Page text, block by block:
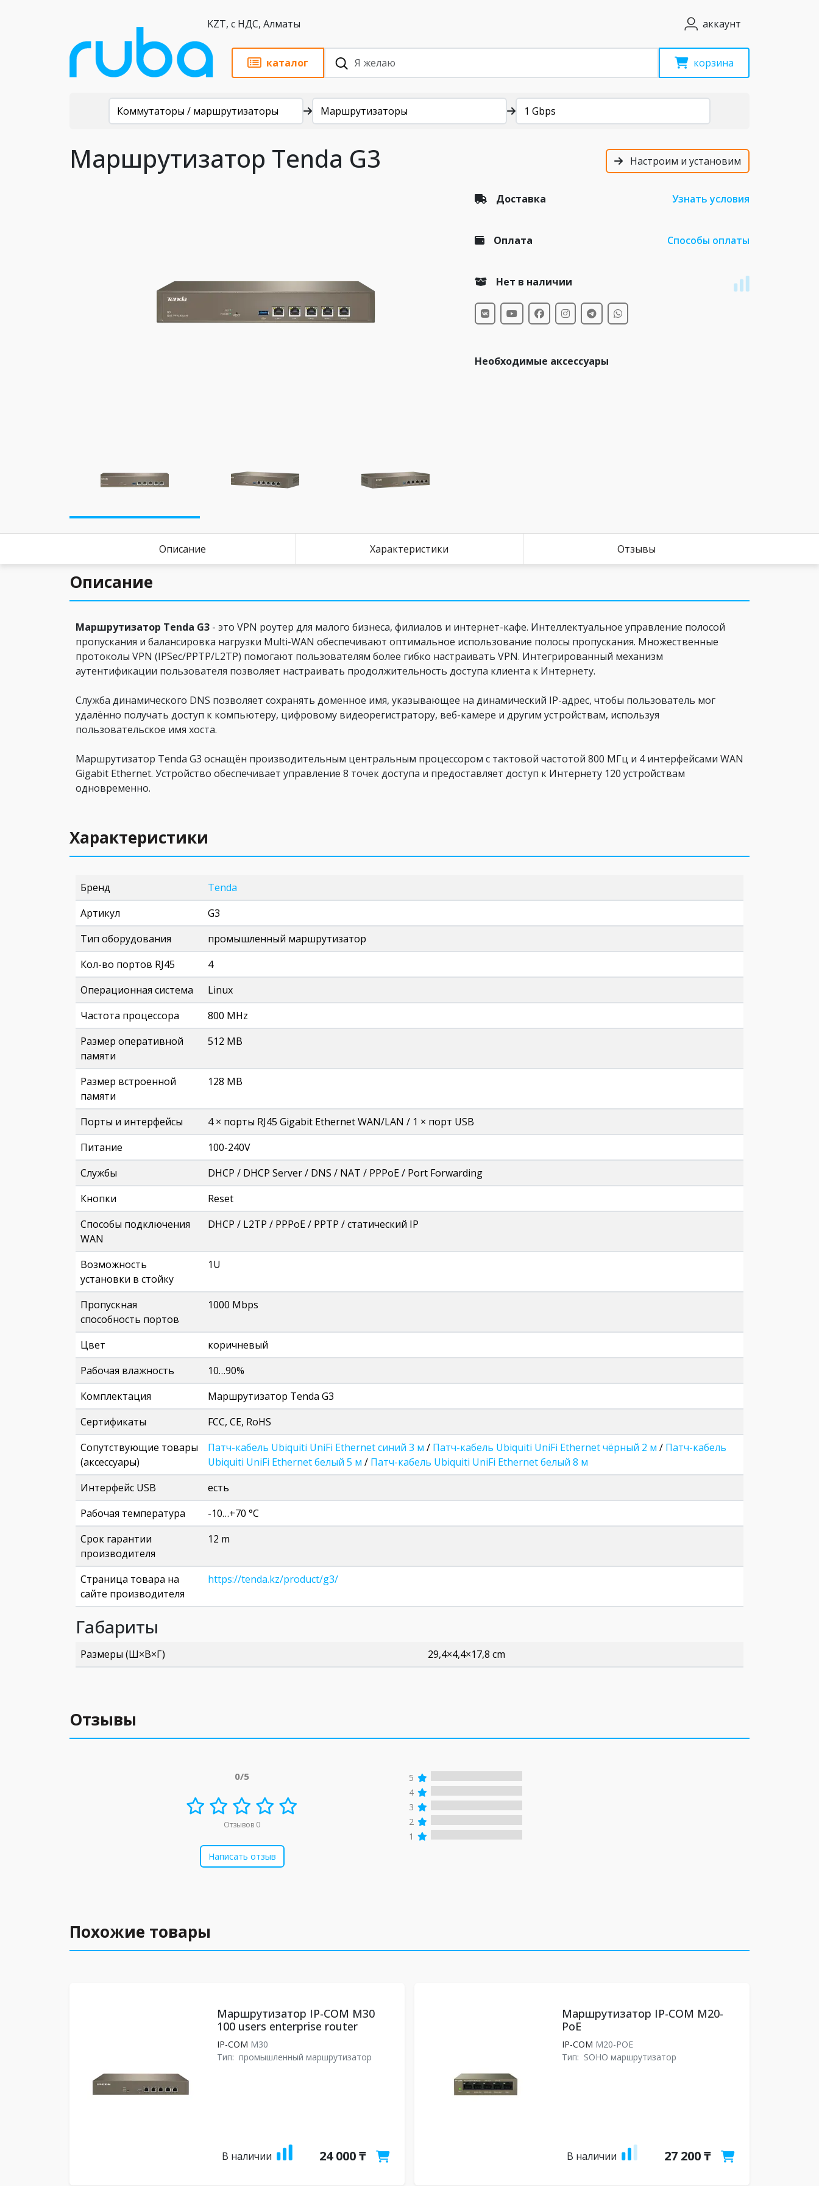
KZT, с НДС, Алматы аккаунт
каталог корзина
Каталог
Коммутаторы / маршрутизаторы Маршрутизаторы 1 Gbps
Маршрутизатор Tenda G3 Настроим и установим
Доставка Узнать условия
Оплата Способы оплаты
Нет в наличии
Необходимые аксессуары
Описание Характеристики Отзывы
Описание
Маршрутизатор Tenda G3 - это VPN роутер для малого бизнеса, филиалов и интернет-кафе. Интеллектуальное управление полосой
пропускания и балансировка нагрузки Multi-WAN обеспечивают оптимальное использование полосы пропускания. Множественные
протоколы VPN (IPSec/PPTP/L2TP) помогают пользователям более гибко настраивать VPN. Интегрированный механизм
аутентификации пользователя позволяет настраивать продолжительность доступа клиента к Интернету.
Служба динамического DNS позволяет сохранять доменное имя, указывающее на динамический IP-адрес, чтобы пользователь мог
удалённо получать доступ к компьютеру, цифровому видеорегистратору, веб-камере и другим устройствам, используя
пользовательское имя хоста.
Маршрутизатор Tenda G3 оснащён производительным центральным процессором с тактовой частотой 800 МГц и 4 интерфейсами WAN
Gigabit Ethernet. Устройство обеспечивает управление 8 точек доступа и предоставляет доступ к Интернету 120 устройствам
одновременно.
Характеристики
Бренд
Tenda
Артикул
G3
Тип оборудования
промышленный маршрутизатор
Кол-во портов RJ45
4
Операционная система
Linux
Частота процессора
800 MHz
Размер оперативной
памяти
512 MB
Размер встроенной
памяти
128 MB
Порты и интерфейсы
4 × порты RJ45 Gigabit Ethernet WAN/LAN / 1 × порт USB
Питание
100-240V
Службы
DHCP / DHCP Server / DNS / NAT / PPPoE / Port Forwarding
Кнопки
Reset
Способы подключения
WAN
DHCP / L2TP / PPPoE / PPTP / статический IP
Возможность
установки в стойку
1U
Пропускная
способность портов
1000 Mbps
Цвет
коричневый
Рабочая влажность
10…90%
Комплектация
Маршрутизатор Tenda G3
Сертификаты
FCC, CE, RoHS
Сопутствующие товары
(аксессуары)
Патч-кабель Ubiquiti UniFi Ethernet синий 3 м / Патч-кабель Ubiquiti UniFi Ethernet чёрный 2 м / Патч-кабель
Ubiquiti UniFi Ethernet белый 5 м / Патч-кабель Ubiquiti UniFi Ethernet белый 8 м
Интерфейс USB
есть
Рабочая температура
-10…+70 °C
Срок гарантии
производителя
12 m
Страница товара на
сайте производителя
https://tenda.kz/product/g3/
Габариты
Размеры (Ш×В×Г) 29,4×4,4×17,8 cm
Отзывы
0/5
Отзывов 0
Написать отзыв
5
4
3
2
1
Похожие товары
Маршрутизатор IP-COM М30
100 users enterprise router
IP-COM M30
Тип: промышленный маршрутизатор
В наличии 24 000 ₸
Маршрутизатор IP-COM M20-
PoE
IP-COM M20-POE
Тип: SOHO маршрутизатор
В наличии 27 200 ₸